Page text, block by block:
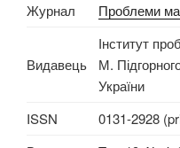
Журнал
Проблеми
Видавець
Інститут
М.
України
ISSN
0131-2928